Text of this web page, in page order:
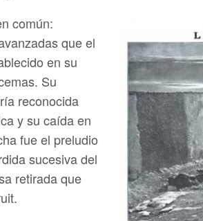
común:
que el
en su
Su
reconocida
y su caída en
fue el preludio
sucesiva del
retirada que